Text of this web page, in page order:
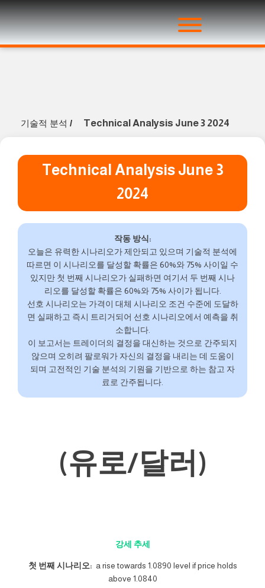
기술적 분석 / Technical Analysis June 3 2024
Technical Analysis June 3
2024
작동 방식:
오늘은 유력한 시나리오가 제안되고 있으며 기술적 분석에
따르면 이 시나리오를 달성할 확률은 60%와 75% 사이일 수
있지만 첫 번째 시나리오가 실패하면 여기서 두 번째 시나
리오를 달성할 확률은 60%와 75% 사이가 됩니다.
선호 시나리오는 가격이 대체 시나리오 조건 수준에 도달하
면 실패하고 즉시 트리거되어 선호 시나리오에서 예측을 취
소합니다.
이 보고서는 트레이더의 결정을 대신하는 것으로 간주되지
않으며 오히려 팔로워가 자신의 결정을 내리는 데 도움이
되며 고전적인 기술 분석의 기원을 기반으로 하는 참고 자
료로 간주됩니다.
(유로/달러)
강세 추세
첫 번째 시나리오: a rise towards 1.0890 level if price holds
above 1.0840